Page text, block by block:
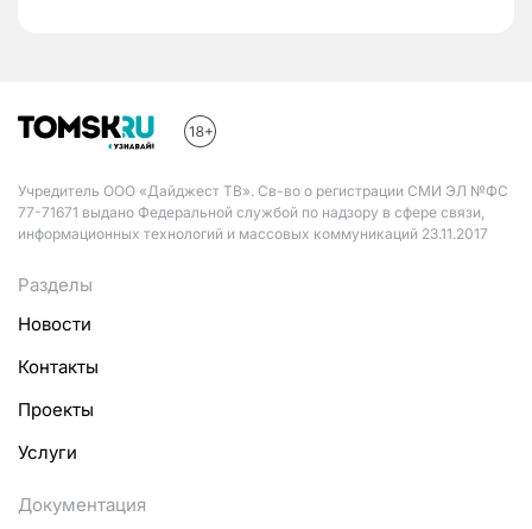
Учредитель ООО «Дайджест ТВ». Св-во о регистрации СМИ ЭЛ №ФС
77-71671 выдано Федеральной службой по надзору в сфере связи,
информационных технологий и массовых коммуникаций 23.11.2017
Разделы
Новости
Контакты
Проекты
Услуги
Документация